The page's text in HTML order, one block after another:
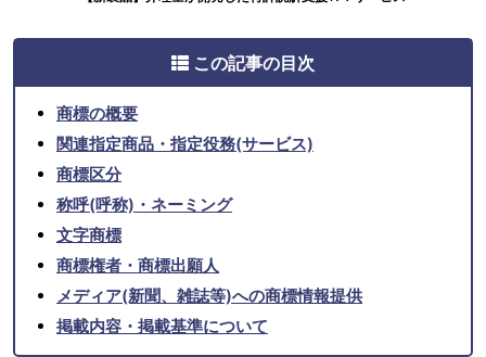
この記事の目次
商標の概要
関連指定商品・指定役務(サービス)
商標区分
称呼(呼称)・ネーミング
文字商標
商標権者・商標出願人
メディア(新聞、雑誌等)への商標情報提供
掲載内容・掲載基準について